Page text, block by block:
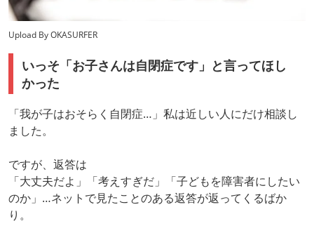
Upload By OKASURFER
いっそ「お子さんは自閉症です」と言ってほし
かった
「我が子はおそらく自閉症…」私は近しい人にだけ相談し
ました。
ですが、返答は
「大丈夫だよ」「考えすぎだ」「子どもを障害者にしたい
のか」…ネットで見たことのある返答が返ってくるばか
り。